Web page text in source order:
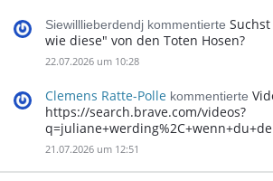
Siewilllieberdendj kommentierte
wie diese" von den Toten Hosen?
22.07.2026 um 10:28
Clemens Ratte-Polle kommentierte
https://search.brave.com/videos?
21.07.2026 um 12:51